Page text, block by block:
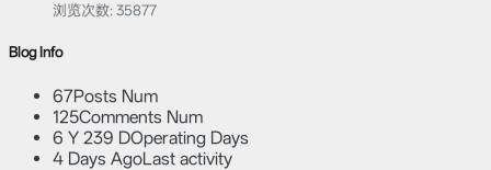
浏览次数: 35877
Blog Info
67Posts Num
125Comments Num
6 Y 239 DOperating Days
4 Days AgoLast activity